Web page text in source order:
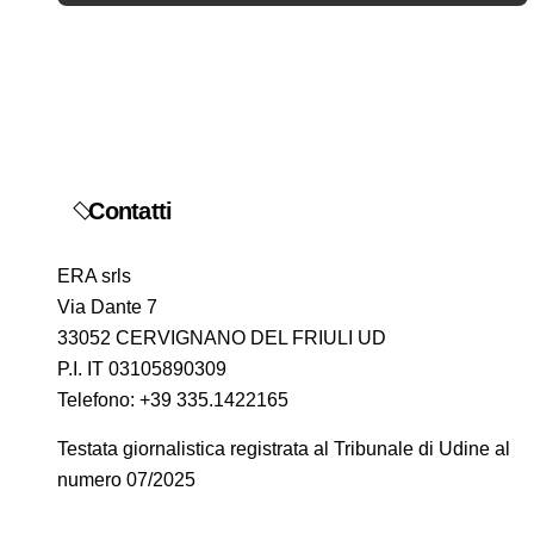
o
i
Contatti
ERA srls
Via Dante 7
33052 CERVIGNANO DEL FRIULI UD
P.I. IT 03105890309
Telefono: +39 335.1422165
Testata giornalistica registrata al Tribunale di Udine al
numero 07/2025